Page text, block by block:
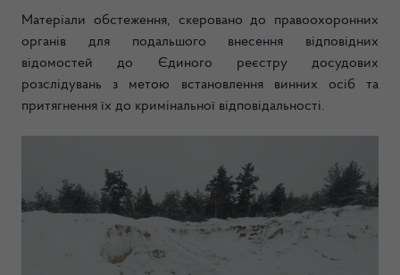
Матеріали обстеження, скеровано до правоохоронних
органів для подальшого внесення відповідних
відомостей до Єдиного реєстру досудових
розслідувань з метою встановлення винних осіб та
притягнення їх до кримінальної відповідальності.